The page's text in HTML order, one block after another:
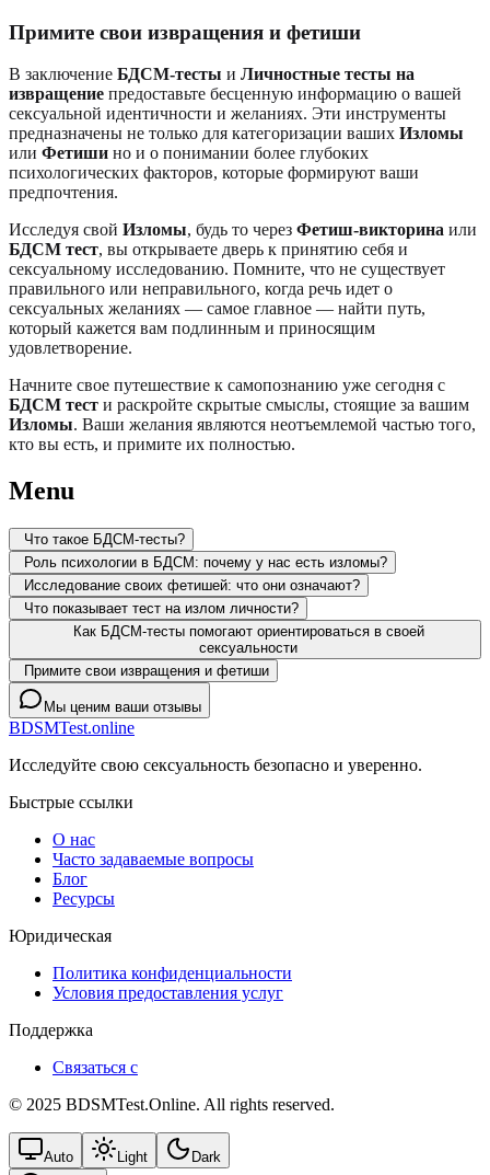
Примите свои извращения и фетиши
В заключение БДСМ-тесты и Личностные тесты на
извращение предоставьте бесценную информацию о вашей
сексуальной идентичности и желаниях. Эти инструменты
предназначены не только для категоризации ваших Изломы
или Фетиши но и о понимании более глубоких
психологических факторов, которые формируют ваши
предпочтения.
Исследуя свой Изломы, будь то через Фетиш-викторина или
БДСМ тест, вы открываете дверь к принятию себя и
сексуальному исследованию. Помните, что не существует
правильного или неправильного, когда речь идет о
сексуальных желаниях — самое главное — найти путь,
который кажется вам подлинным и приносящим
удовлетворение.
Начните свое путешествие к самопознанию уже сегодня с
БДСМ тест и раскройте скрытые смыслы, стоящие за вашим
Изломы. Ваши желания являются неотъемлемой частью того,
кто вы есть, и примите их полностью.
Menu
Что такое БДСМ-тесты?
Роль психологии в БДСМ: почему у нас есть изломы?
Исследование своих фетишей: что они означают?
Что показывает тест на излом личности?
Как БДСМ-тесты помогают ориентироваться в своей
сексуальности
Примите свои извращения и фетиши
Мы ценим ваши отзывы
BDSMTest.online
Исследуйте свою сексуальность безопасно и уверенно.
Быстрые ссылки
О нас
Часто задаваемые вопросы
Блог
Ресурсы
Юридическая
Политика конфиденциальности
Условия предоставления услуг
Поддержка
Связаться с
© 2025 BDSMTest.Online. All rights reserved.
Auto Light Dark